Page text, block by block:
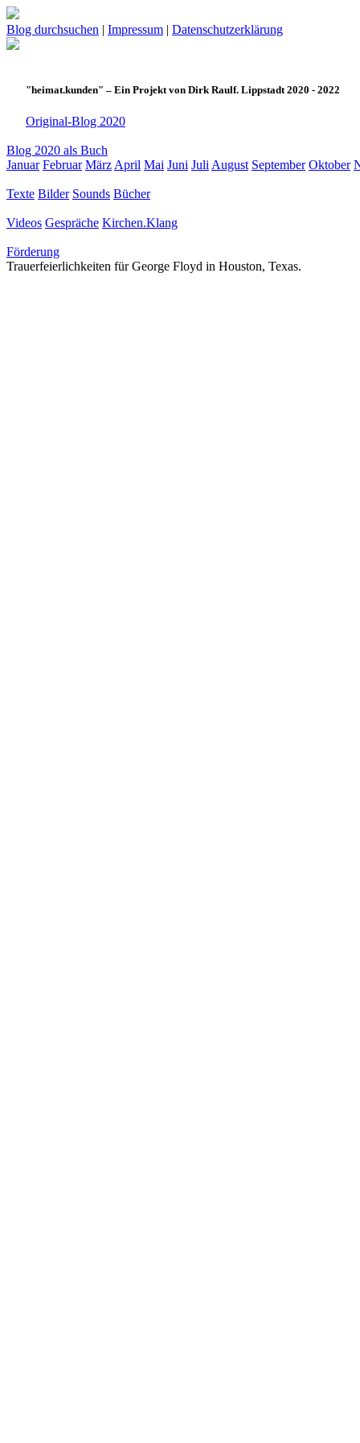
Blog durchsuchen | Impressum | Datenschutzerklärung
"heimat.kunden" – Ein Projekt von Dirk Raulf. Lippstadt 2020 - 2022
Original-Blog 2020
Blog 2020 als Buch
Januar Februar März April Mai Juni Juli August September Oktober
Texte Bilder Sounds Bücher
Videos Gespräche Kirchen.Klang
Förderung
Trauerfeierlichkeiten für George Floyd in Houston, Texas.